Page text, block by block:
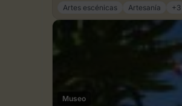
Artes escénicas Artesanía +3
Museo